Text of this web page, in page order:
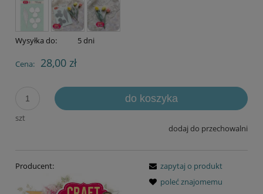
Wysyłka do: 5 dni
Cena: 28,00 zł
szt
do koszyka
dodaj do przechowalni
Producent:
zapytaj o produkt
poleć znajomemu